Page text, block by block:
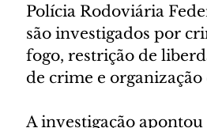
Polícia Rodoviária
são investigados por
fogo, restrição de
de crime e
A investigação